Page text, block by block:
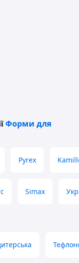
Форми для
Pyrex
Simax